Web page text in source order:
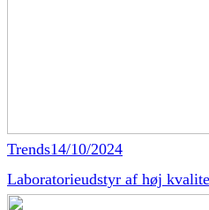
Trends14/10/2024
Laboratorieudstyr af høj